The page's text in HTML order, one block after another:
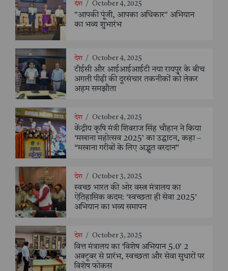
देश / October 4, 2025
"आपकी पूंजी, आपका अधिकार" अभियान
का भव्य शुभारंभ
देश / October 4, 2025
टीईसी और आईआईआईटी नया रायपुर के बीच
अगली पीढ़ी की दूरसंचार तकनीकों को लेकर
अहम समझौता
देश / October 4, 2025
केंद्रीय कृषि मंत्री शिवराज सिंह चौहान ने किया
‘मखाना महोत्सव 2025’ का उद्घाटन, कहा –
“मखाना गरीबों के लिए अद्भुत वरदान”
देश / October 3, 2025
स्वच्छ भारत की ओर वस्त्र मंत्रालय का
ऐतिहासिक कदम: ‘स्वच्छता ही सेवा 2025’
अभियान का भव्य समापन
देश / October 3, 2025
वित्त मंत्रालय का ‘विशेष अभियान 5.0’ 2
अक्टूबर से प्रारंभ, स्वच्छता और सेवा सुधारों पर
विशेष फोकस